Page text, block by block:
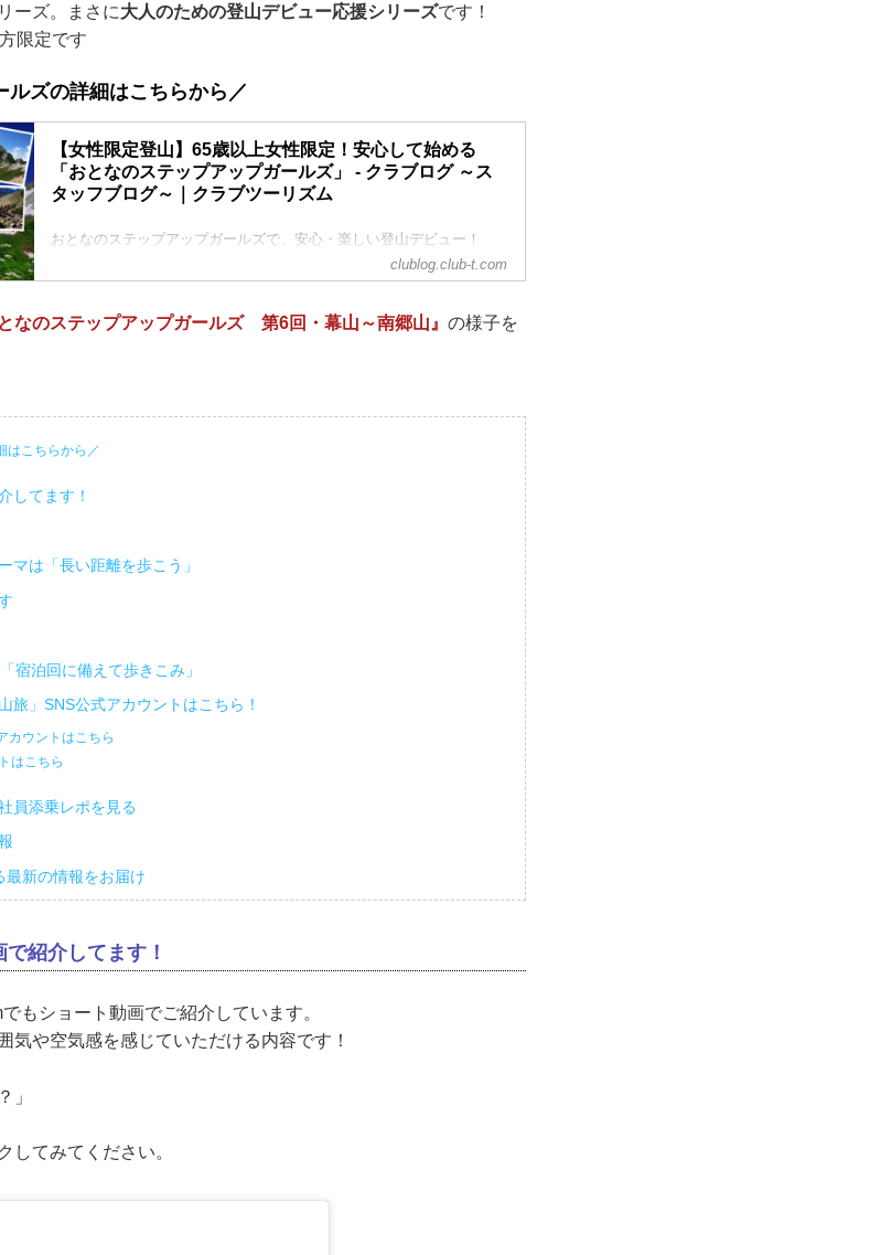
ーズ。まさに大人のための登山デビュー応援シリーズです！
限定です
ルズの詳細はこちらから／
【女性限定登山】65歳以上女性限定！安心して始める
「おとなのステップアップガールズ」 - クラブログ ～ス
タッフブログ～｜クラブツーリズム
おとなのステップアップガールズで、安心・楽しい登山デビュー！
登山に興味はあるけれど、「体力に自信がない」「初めてで不安」と
いう方も多いのではないでしょうか。そんな方にぴったりなのが、65
ズシリーズ】です。初めての方でも無理なく楽しめます。
clublog.club-t.com
となのステップアップガールズ 第6回・幕山～南郷山』 の様子を
はこちらから／
してます！
マは「長い距離を歩こう」
宿泊回に備えて歩きこみ」
旅」SNS公式アカウントはこちら！
カウントはこちら
はこちら
員添乗レポを見る
最新の情報をお届け
紹介してます！
もショート動画でご紹介しています。
気や空気感を感じていただける内容です！
」
してみてください。